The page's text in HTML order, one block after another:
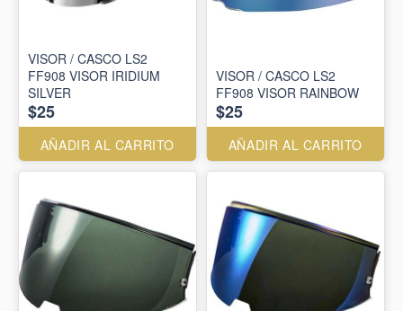
VISOR / CASCO LS2
FF908 VISOR IRIDIUM
SILVER
$25
AÑADIR AL CARRITO
VISOR / CASCO LS2
FF908 VISOR RAINBOW
$25
AÑADIR AL CARRITO